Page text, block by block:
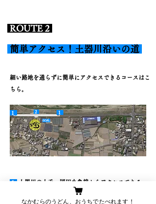
ROUTE 2
簡単アクセス！土器川沿いの道
細い路地を通らずに簡単にアクセスできるコースはこ
ちら。
1 2 1
GOAL
1
土器川の土手、岡田丸亀線からアクセスできる
なかむらのうどん、おうちでたべれます！